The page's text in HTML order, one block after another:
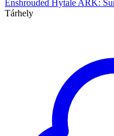
Enshrouded Hytale ARK:
Tárhely